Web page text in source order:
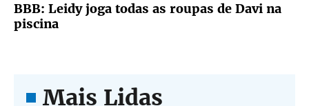
BBB: Leidy joga todas as roupas de Davi na
piscina
Mais Lidas